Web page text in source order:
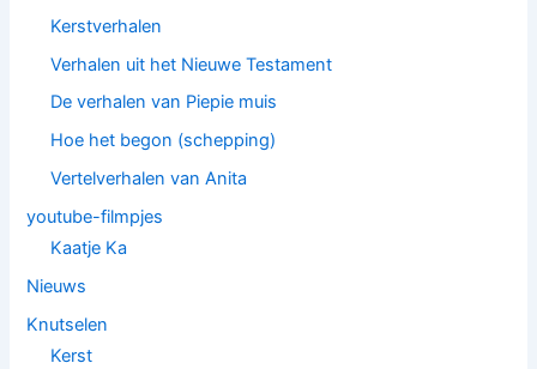
Kerstverhalen
Verhalen uit het Nieuwe Testament
De verhalen van Piepie muis
Hoe het begon (schepping)
Vertelverhalen van Anita
youtube-filmpjes
Kaatje Ka
Nieuws
Knutselen
Kerst